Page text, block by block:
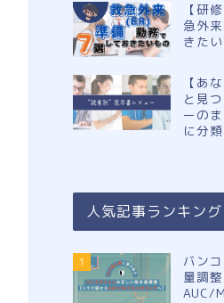
【研
急外
きた
【あ
と見
ーの
に分類
人気記事ランキング
1
バン
量調
AUC/